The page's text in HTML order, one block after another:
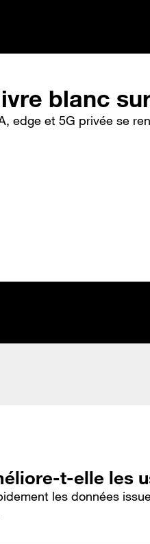
blanc
edge et 5G privée se
t-elle les
les données